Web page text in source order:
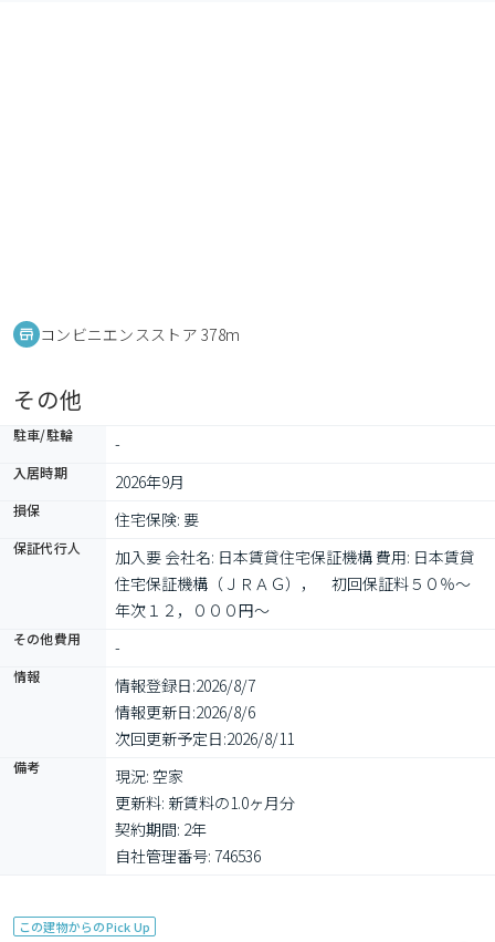
コンビニエンスストア 378m
その他
駐車/駐輪 -
入居時期 2026年9月
損保 住宅保険: 要
保証代行人
加入要 会社名: 日本賃貸住宅保証機構 費用: 日本賃貸
住宅保証機構（ＪＲＡＧ），　初回保証料５０％～
年次１２，０００円～
その他費用 -
情報 情報登録日:2026/8/7
情報更新日:2026/8/6
次回更新予定日:2026/8/11
備考
現況: 空家
更新料: 新賃料の1.0ヶ月分
契約期間: 2年
自社管理番号: 746536
この建物からのPick Up